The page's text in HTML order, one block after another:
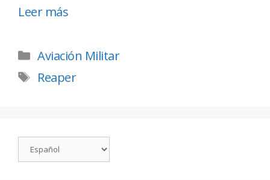
Leer más
Aviación Militar
Reaper